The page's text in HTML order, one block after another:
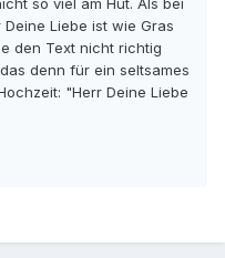
so viel am Hut. Als bei
Liebe ist wie Gras
den Text nicht richtig
denn für ein seltsames
"Herr Deine Liebe